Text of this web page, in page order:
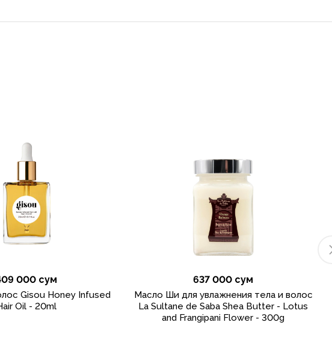
000 сум
Gisou Honey Infused
Oil - 20ml
637 000 сум
Масло Ши для увлажнения тела и волос
La Sultane de Saba Shea Butter - Lotus
and Frangipani Flower - 300g